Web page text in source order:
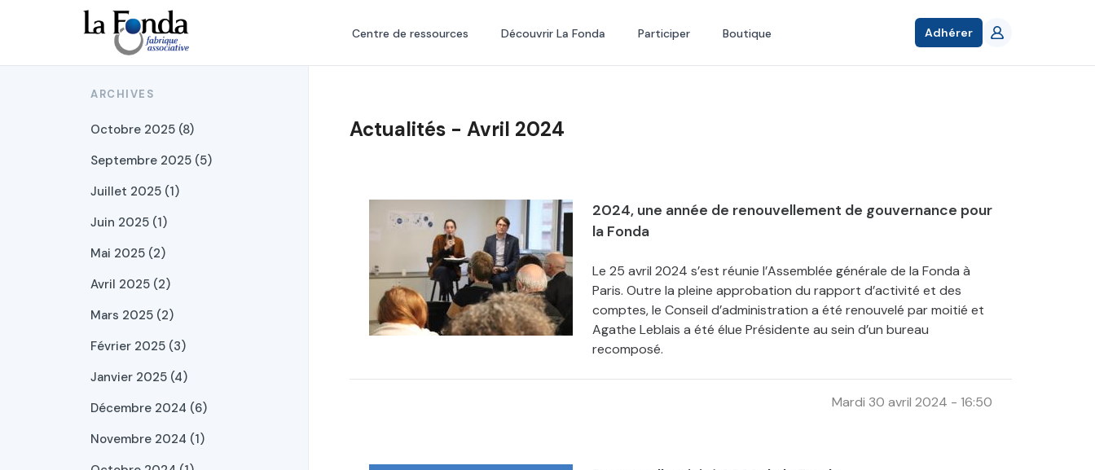
principal
Centre de ressources Découvrir La Fonda Participer Boutique Adhérer
ARCHIVES
Octobre 2025 (8)
Septembre 2025 (5)
Juillet 2025 (1)
Juin 2025 (1)
Mai 2025 (2)
Avril 2025 (2)
Mars 2025 (2)
Février 2025 (3)
Janvier 2025 (4)
Décembre 2024 (6)
Novembre 2024 (1)
Actualités - Avril 2024
2024, une année de renouvellement de gouvernance pour
la Fonda
Le 25 avril 2024 s’est réunie l’Assemblée générale de la Fonda à
Paris. Outre la pleine approbation du rapport d’activité et des
comptes, le Conseil d’administration a été renouvelé par moitié et
Agathe Leblais a été élue Présidente au sein d’un bureau
recomposé.
Mardi 30 avril 2024 - 16:50